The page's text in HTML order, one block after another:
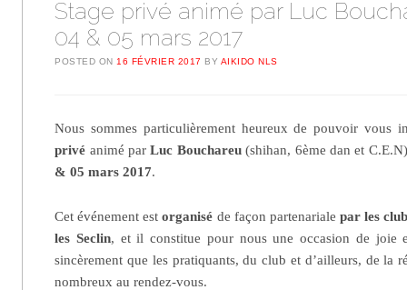
Stage privé animé par Luc
04 & 05 mars 2017
POSTED ON16 FÉVRIER 2017 BY AIKIDO NLS
Nous sommes particulièrement heureux de pouvoir vous
privé animé parLuc Bouchareu(shihan, 6ème dan et
& 05 mars 2017.
Cet événement estorganisé de façon partenariale par les
les Seclin, et il constitue pour nous une occasion de joie
sincèrement que les pratiquants, du club et d’ailleurs, de la
nombreux au rendez-vous.